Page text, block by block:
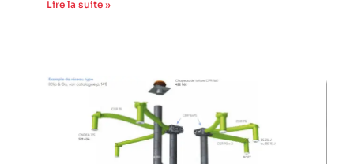
Lire la suite »